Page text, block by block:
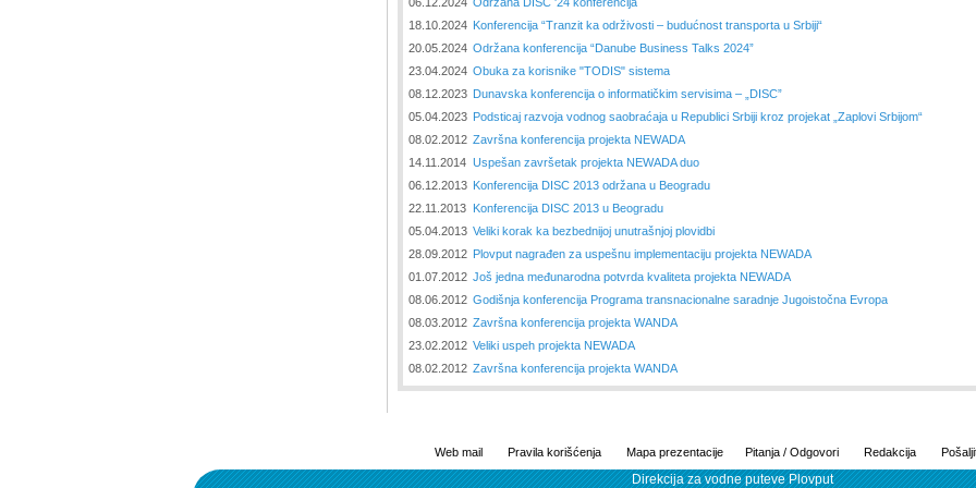
18.10.2024 Konferencija “Tranzit ka održivosti – budućnost transporta u Srbiji“
20.05.2024 Održana konferencija “Danube Business Talks 2024”
23.04.2024 Obuka za korisnike "TODIS" sistema
08.12.2023 Dunavska konferencija o informatičkim servisima – „DISC”
05.04.2023 Podsticaj razvoja vodnog saobraćaja u Republici Srbiji kroz projekat „Zaplovi Srbijom“
08.02.2012 Završna konferencija projekta NEWADA
14.11.2014 Uspešan završetak projekta NEWADA duo
06.12.2013 Konferencija DISC 2013 održana u Beogradu
22.11.2013 Konferencija DISC 2013 u Beogradu
05.04.2013 Veliki korak ka bezbednijoj unutrašnjoj plovidbi
28.09.2012 Plovput nagrađen za uspešnu implementaciju projekta NEWADA
01.07.2012 Još jedna međunarodna potvrda kvaliteta projekta NEWADA
08.06.2012 Godišnja konferencija Programa transnacionalne saradnje Jugoistočna Evropa
08.03.2012 Završna konferencija projekta WANDA
23.02.2012 Veliki uspeh projekta NEWADA
08.02.2012 Završna konferencija projekta WANDA
Web mail Pravila korišćenja Mapa prezentacije Pitanja / Odgovori Redakcija
Direkcija za vodne puteve Plovput